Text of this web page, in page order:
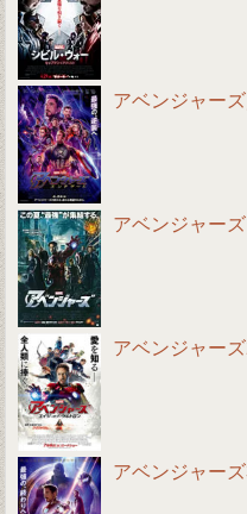
アベンジャー
アベンジャーズ
アベンジャー
アベンジャー